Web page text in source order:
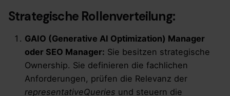
Strategische Rollenverteilung:
GAIO (Generative AI Optimization) Manager
oder SEO Manager: Sie besitzen strategische
Ownership. Sie definieren die fachlichen
Anforderungen, prüfen die Relevanz der
representativeQueries und steuern die